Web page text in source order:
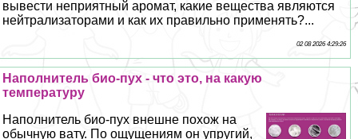
вывести неприятный аромат, какие вещества являются
нейтрализаторами и как их правильно применять?...
02 08 2026 4:29:26
Наполнитель био-пух - что это, на какую
температуру
Наполнитель био-пух внешне похож на
обычную вату. По ощущениям он упругий,